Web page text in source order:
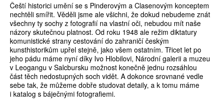
Čeští historici umění se s Pinderovým a Clasenovým konceptem
nechtěli smířit. Věděli jsme ale všichni, že dokud nebudeme znát
všechny ty sochy z fotografií na vlastní oči, nebudou mít naše
názory skutečnou platnost. Od roku 1948 ale režim diktatury
komunistické strany cestování do zahraničí českým
kunsthistorikům upřel stejně, jako všem ostatním. Třicet let po
jeho pádu máme nyní díky Ivo Hlobilovi, Národní galerii a muzeu
v Leogangu v Salcbursku možnost konečně jednu rozsáhlou
část těch nedostupných soch vidět. A dokonce srovnané vedle
sebe tak, že můžeme dobře studovat detaily, a k tomu máme
i katalog s báječnými fotografiemi.